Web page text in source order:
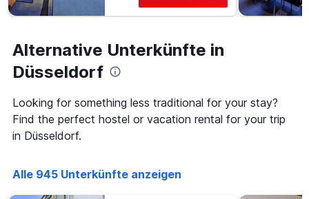
Alternative Unterkünfte in
Düsseldorf
Looking for something less traditional for your stay?
Find the perfect hostel or vacation rental for your trip
in Düsseldorf.
Alle 945 Unterkünfte anzeigen